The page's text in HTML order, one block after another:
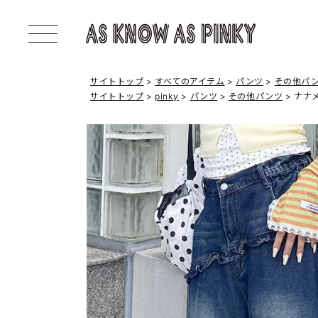
サイトトップ すべてのアイテム パンツ
その他パ
サイトトップ
pinky パンツ その他パンツ ナナ